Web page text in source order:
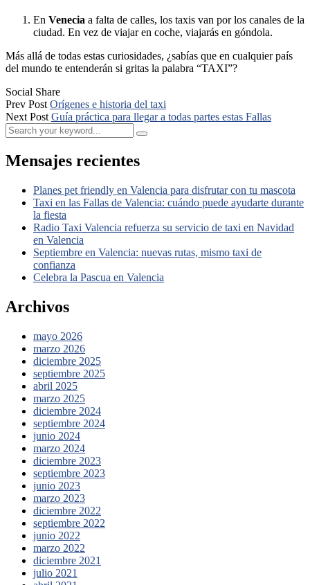
En Venecia a falta de calles, los taxis van por los canales de la
ciudad. En vez de viajar en coche, viajarás en góndola.
Más allá de todas estas curiosidades, ¿sabías que en cualquier país
del mundo te entenderán si gritas la palabra “TAXI”?
Social Share
Prev Post Orígenes e historia del taxi
Next Post Guía práctica para llegar a todas partes estas Fallas
Mensajes recientes
Planes pet friendly en Valencia para disfrutar con tu mascota
Taxi en las Fallas de Valencia: cuándo puede ayudarte durante
la fiesta
Radio Taxi Valencia refuerza su servicio de taxi en Navidad
en Valencia
Septiembre en Valencia: nuevas rutas, mismo taxi de
confianza
Celebra la Pascua en Valencia
Archivos
mayo 2026
marzo 2026
diciembre 2025
septiembre 2025
abril 2025
marzo 2025
diciembre 2024
septiembre 2024
junio 2024
marzo 2024
diciembre 2023
septiembre 2023
junio 2023
marzo 2023
diciembre 2022
septiembre 2022
junio 2022
marzo 2022
diciembre 2021
julio 2021